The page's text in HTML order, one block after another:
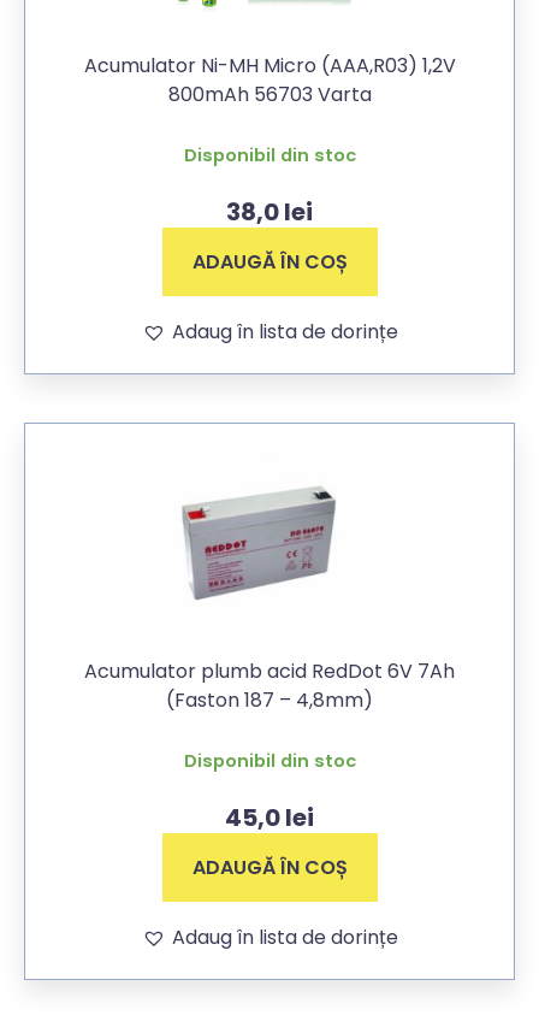
Acumulator Ni-MH Micro (AAA,R03) 1,2V
800mAh 56703 Varta
Disponibil din stoc
38,0lei
ADAUGĂ ÎN COȘ
Adaug în lista de dorințe
Acumulator plumb acid RedDot 6V 7Ah
(Faston 187 – 4,8mm)
Disponibil din stoc
45,0lei
ADAUGĂ ÎN COȘ
Adaug în lista de dorințe